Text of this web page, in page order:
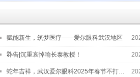
赋能新生，筑梦医疗——爱尔眼科武汉地区
2…
讣告|沉重哀悼喻长泰教授！
蛇年吉祥，武汉爱尔眼科2025年春节不打…